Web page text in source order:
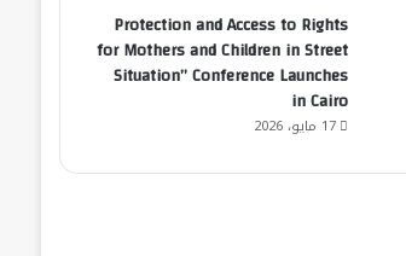
Protection and Access to Rights
for Mothers and Children in Street
Situation” Conference Launches
in Cairo
17 مايو، 2026